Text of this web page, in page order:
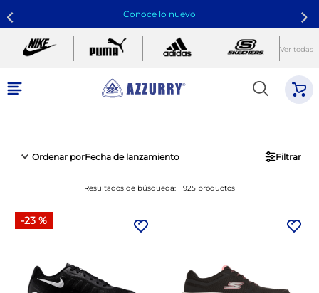
Conoce lo nuevo
Ver todas
Calzado
Ordenar porFecha de lanzamiento Filtrar
Resultados de búsqueda: 925 productos
-23 %